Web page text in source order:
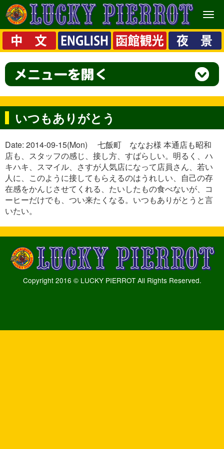
メ
ニ
ュ
ー
いつもありがとう
Date: 2014-09-15(Mon) 七飯町 ななお様 本通店も昭和
店も、スタッフの感じ、接し方、すばらしい。明るく、ハ
キハキ、スマイル、さすが人気店になって店員さん、若い
人に、このように接してもらえるのはうれしい、自己の存
在感をかんじさせてくれる、たいしたもの食べないが、コ
ーヒーだけでも、つい来たくなる。いつもありがとうと言
いたい。
Copyright 2016 © LUCKY PIERROT All Rights Reserved.